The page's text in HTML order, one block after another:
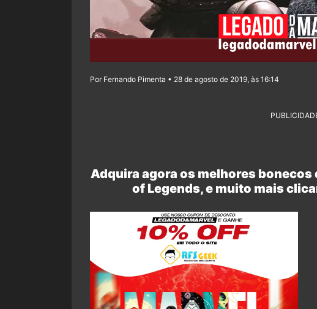
Por Fernando Pimenta • 28 de agosto de 2019, às 16:14
Adquira agora os melhores bonecos
of Legends, e muito mais